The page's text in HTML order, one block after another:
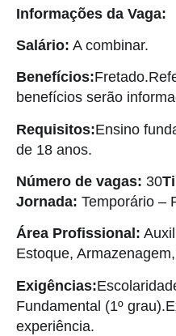
Informações da Vaga:
Salário: A combinar.
Benefícios:
benefícios serão
Requisitos:Ensino
de 18 anos.
Número de vagas: 30
Jornada: Temporário –
Área Profissional:
Estoque,
Exigências:
Fundamental (1º
experiência.